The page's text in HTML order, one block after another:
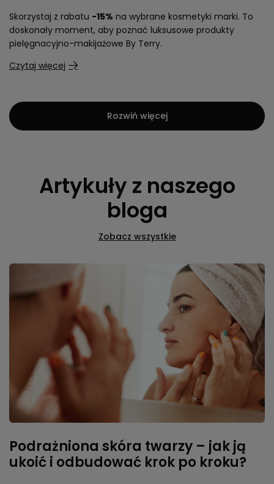
Skorzystaj z rabatu -15% na wybrane kosmetyki marki. To
doskonały moment, aby poznać luksusowe produkty
pielęgnacyjno-makijażowe By Terry.
Czytaj więcej
Rozwiń więcej
Artykuły z naszego
bloga
Zobacz wszystkie
Podrażniona skóra twarzy – jak ją
ukoić i odbudować krok po kroku?